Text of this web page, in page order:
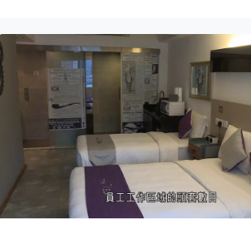
院出席結業式，由中聯辦主任周霽頒發結業證
主席李慧琼形容連日專題講授發人深省，獲益
「以人民為中心」的理念轉化為提升治理效率
政治站位全力配合特區政府施政。